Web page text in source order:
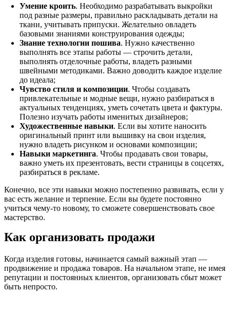
Умение кроить. Необходимо разрабатывать выкройки
под разные размеры, правильно раскладывать детали на
ткани, учитывать припуски. Желательно овладеть
базовыми знаниями конструирования одежды;
Знание технологии пошива. Нужно качественно
выполнять все этапы работы — строчить детали,
выполнять отделочные работы, владеть разными
швейными методиками. Важно доводить каждое изделие
до идеала;
Чувство стиля и композиции. Чтобы создавать
привлекательные и модные вещи, нужно разбираться в
актуальных тенденциях, уметь сочетать цвета и фактуры.
Полезно изучать работы именитых дизайнеров;
Художественные навыки. Если вы хотите наносить
оригинальный принт или вышивку на свои изделия,
нужно владеть рисунком и основами композиции;
Навыки маркетинга. Чтобы продавать свои товары,
важно уметь их презентовать, вести страницы в соцсетях,
разбираться в рекламе.
Конечно, все эти навыки можно постепенно развивать, если у
вас есть желание и терпение. Если вы будете постоянно
учиться чему-то новому, то сможете совершенствовать свое
мастерство.
Как организовать продажи
Когда изделия готовы, начинается самый важный этап —
продвижение и продажа товаров. На начальном этапе, не имея
репутации и постоянных клиентов, организовать сбыт может
быть непросто.